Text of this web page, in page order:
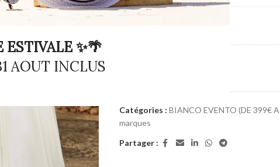
ESTIVALE ✨🌴
AOUT INCLUS
Catégories : BIANCO EVENTO (DE 399€
marques
Partager :